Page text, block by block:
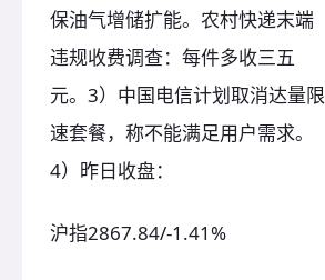
保油气增储扩能。农村快递末端
违规收费调查：每件多收三五
元。3）中国电信计划取消达量限
速套餐，称不能满足用户需求。
4）昨日收盘：
沪指2867.84/-1.41%